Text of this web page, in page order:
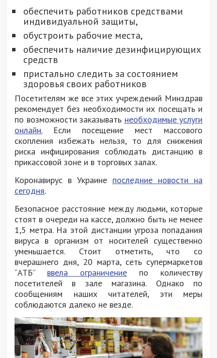
обеспечить работников средствами
индивидуальной защиты,
обустроить рабочие места,
обеспечить наличие дезинфицирующих
средств
пристально следить за состоянием
здоровья своих работников
Посетителям же все этих учреждений Минздрав
рекомендует без необходимости их посещать и
по возможности заказывать необходимые услуги
онлайн.Если посещение мест массового
скопления избежать нельзя, то для снижения
риска инфицирования соблюдать дистанцию в
прикассовой зоне и в торговых залах.
Коронавирус в Украине последние новости на
сегодня.
Безопасное расстояние между людьми, которые
стоят в очереди на кассе, должно быть не менее
1,5 метра. На этой дистанции угроза попадания
вируса в организм от носителей существенно
уменьшается. Стоит отметить, что со
вчерашнего дня, 20 марта, сеть супермаркетов
“АТБ” ввела ограничение по количеству
посетителей в зале магазина. Однако по
сообщениям наших читателей, эти меры
соблюдаются далеко не везде.